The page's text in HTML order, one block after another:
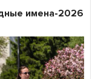
имена-2026